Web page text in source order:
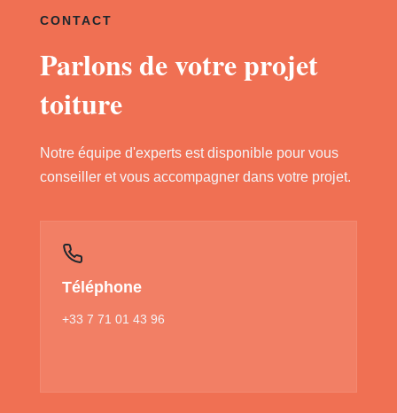
CONTACT
Parlons de votre projet
toiture
Notre équipe d'experts est disponible pour vous
conseiller et vous accompagner dans votre projet.
Téléphone
+33 7 71 01 43 96